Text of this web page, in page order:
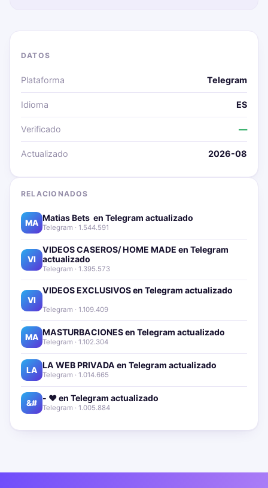
DATOS
Plataforma Telegram
Idioma ES
Verificado —
Actualizado 2026-08
RELACIONADOS
MA Matias Bets ‍ en Telegram actualizado📱🔥
Telegram · 1.544.591
VI
VIDEOS CASEROS/ HOME MADE en Telegram
actualizado📱🔥
Telegram · 1.395.573
VI
VIDEOS EXCLUSIVOS en Telegram actualizado📱
Telegram · 1.109.409
MA MASTURBACIONES en Telegram actualizado📱🔥
Telegram · 1.102.304
LA LA WEB PRIVADA en Telegram actualizado📱🔥
Telegram · 1.014.665
&# - ❤️ en Telegram actualizado📱🔥
Telegram · 1.005.884